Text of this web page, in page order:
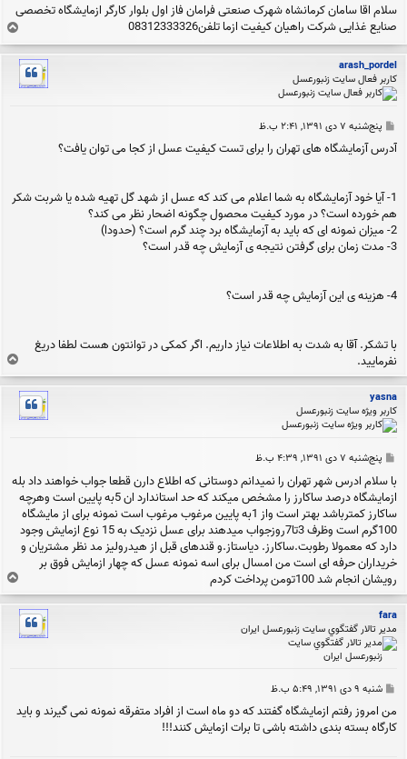
ت
سلام اقا سامان کرمانشاه شهرک صنعتی فرامان فاز اول بلوار کارگر ازمایشگاه تخصصی
صنایع غذایی شرکت راهیان کیفیت ازما تلفن08312333326
ا
ل
arash_pordel
کاربر فعال سایت زنبورعسل
پ
ت
پنج‌شنبه ۷ دی ۱۳۹۱, ۲:۴۱ ب.ظ
آدرس آزمایشگاه های تهران را برای تست کیفیت عسل از کجا می توان یافت؟
1- آیا خود آزمایشگاه به شما اعلام می کند که عسل از شهد گل تهیه شده یا شربت شکر
هم خورده است؟ در مورد کیفیت محصول چگونه اضحار نظر می کند؟
2- میزان نمونه ای که باید به آزمایشگاه برد چند گرم است؟ (حدودا)
3- مدت زمان برای گرفتن نتیجه ی آزمایش چه قدر است؟
4- هزینه ی این آزمایش چه قدر است؟
با تشکر. آقا به شدت به اطلاعات نیاز داریم. اگر کمکی در توانتون هست لطفا دریغ
نفرمایید.
ا
ل
yasna
کاربر ویژه سایت زنبورعسل
پ
ت
پنج‌شنبه ۷ دی ۱۳۹۱, ۴:۳۹ ب.ظ
با سلام ادرس شهر تهران را نمیدانم دوستانی که اطلاع دارن قطعا جواب خواهند داد بله
ازمایشگاه درصد ساکارز را مشخص میکند که حد استاندارد ان 5به پایین است وهرچه
ساکارز کمترباشد بهتر است واز 1به پایین مرغوب مرغوب است نمونه برای از مایشگاه
100گرم است وظرف 3تا7روزجواب میدهند برای عسل نزدیک به 15 نوع ازمایش وجود
دارد که معمولا رطوبت.ساکارز. دیاستاز.و قندهای قبل از هیدرولیز مد نظر مشتریان و
خریداران حرفه ای است من امسال برای اسه نمونه عسل که چهار ازمایش فوق بر
رویشان انجام شد 100تومن پرداخت کردم
ا
ل
fara
مدير تالار گفتگوي سايت زنبورعسل ايران
پ
ت
شنبه ۹ دی ۱۳۹۱, ۵:۴۹ ب.ظ
من امروز رفتم ازمایشگاه گفتند که دو ماه است از افراد متفرقه نمونه نمی گیرند و باید
کارگاه بسته بندی داشته باشی تا برات ازمایش کنند!!!